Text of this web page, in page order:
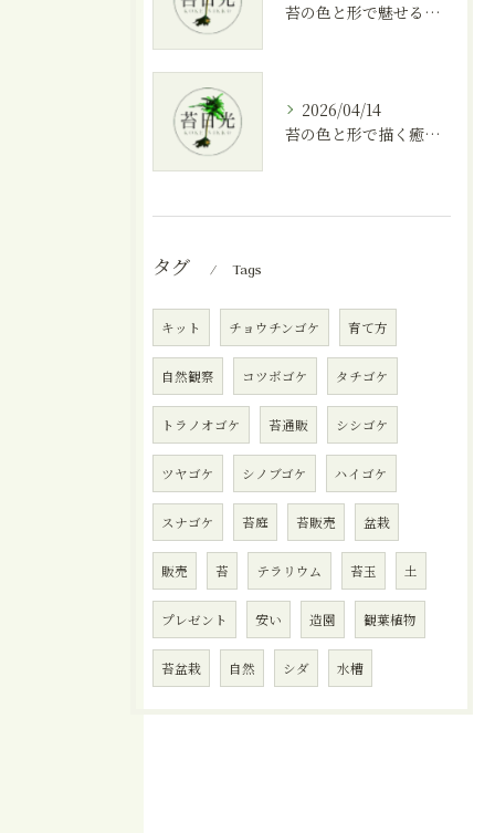
苔の色と形で魅せる癒しのテラリウム空間
2026/04/14
苔の色と形で描く癒しのテラリウム空間
タグ Tags
キット チョウチンゴケ 育て方
自然観察 コツボゴケ タチゴケ
トラノオゴケ 苔通販 シシゴケ
ツヤゴケ シノブゴケ ハイゴケ
スナゴケ 苔庭 苔販売 盆栽
販売 苔 テラリウム 苔玉 土
プレゼント 安い 造園 観葉植物
苔盆栽 自然 シダ 水槽